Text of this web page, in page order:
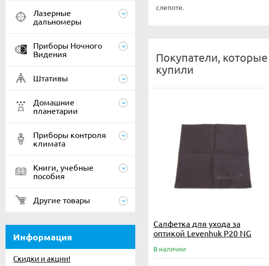
Лазерные
дальномеры
Приборы Ночного
Видения
Штативы
Домашние
планетарии
Приборы контроля
климата
Книги, учебные
пособия
Другие товары
Информация
Скидки и акции!
слепоте.
Покупатели,
купили
Салфетка для ухода за
оптикой Levenhuk P20 NG
В наличии